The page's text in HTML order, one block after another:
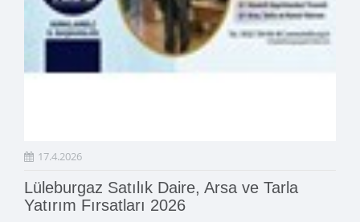
17.4.2026
Lüleburgaz Satılık Daire, Arsa ve Tarla
Yatırım Fırsatları 2026